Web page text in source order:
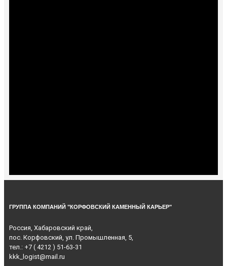
ГРУППА КОМПАНИЙ "КОРФОВСКИЙ КАМЕННЫЙ КАРЬЕР"
Россия, Хабаровский край,
пос. Корфовский, ул. Промышленная, 5,
тел.: +7 ( 4212 ) 51-63-31
kkk_logist@mail.ru